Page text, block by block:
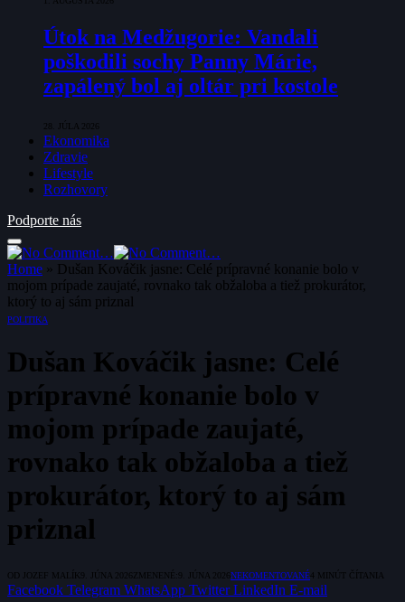
Útok na Medžugorie: Vandali
poškodili sochy Panny Márie,
zapálený bol aj oltár pri kostole
28. JÚLA 2026
Ekonomika
Zdravie
Lifestyle
Rozhovory
Podporte nás
Home » Dušan Kováčik jasne: Celé prípravné konanie bolo v
mojom prípade zaujaté, rovnako tak obžaloba a tiež prokurátor,
ktorý to aj sám priznal
POLITIKA
Dušan Kováčik jasne: Celé
prípravné konanie bolo v
mojom prípade zaujaté,
rovnako tak obžaloba a tiež
prokurátor, ktorý to aj sám
priznal
OD JOZEF MALÍK 9. JÚNA 2026 ZMENENÉ: 9. JÚNA 2026 NEKOMENTOVANÉ 4 MINÚT ČÍTANIA
Facebook Telegram WhatsApp Twitter LinkedIn E-mail